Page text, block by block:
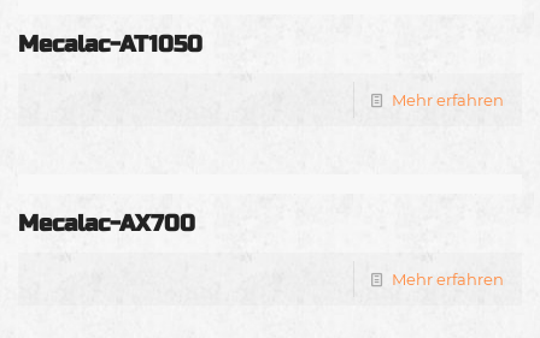
Mecalac-AT1050
Mehr erfahren
Mecalac-AX700
Mehr erfahren